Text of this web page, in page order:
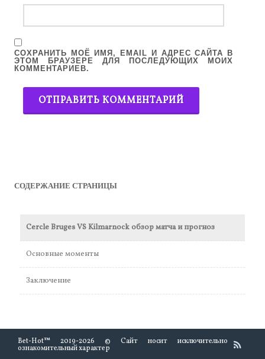
СОХРАНИТЬ МОЁ ИМЯ, EMAIL И АДРЕС САЙТА В
ЭТОМ БРАУЗЕРЕ ДЛЯ ПОСЛЕДУЮЩИХ МОИХ
КОММЕНТАРИЕВ.
СОДЕРЖАНИЕ СТРАНИЦЫ
Cercle Bruges VS Kilmarnock обзор матча и прогноз
Основные моменты
Заключение
Bet-Hot™ 2019-2026 © Cайт носит исключительно
ознакомительный характер